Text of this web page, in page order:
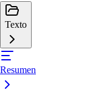
Texto
Resumen